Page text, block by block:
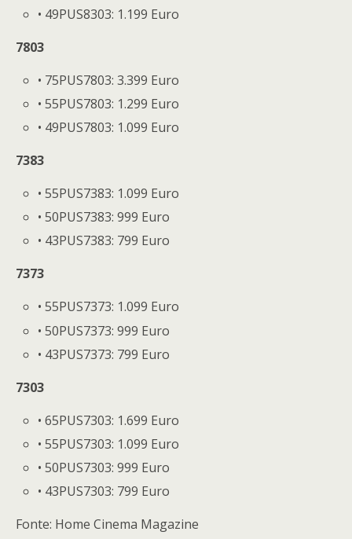
• 49PUS8303: 1.199 Euro
7803
• 75PUS7803: 3.399 Euro
• 55PUS7803: 1.299 Euro
• 49PUS7803: 1.099 Euro
7383
• 55PUS7383: 1.099 Euro
• 50PUS7383: 999 Euro
• 43PUS7383: 799 Euro
7373
• 55PUS7373: 1.099 Euro
• 50PUS7373: 999 Euro
• 43PUS7373: 799 Euro
7303
• 65PUS7303: 1.699 Euro
• 55PUS7303: 1.099 Euro
• 50PUS7303: 999 Euro
• 43PUS7303: 799 Euro
Fonte: Home Cinema Magazine